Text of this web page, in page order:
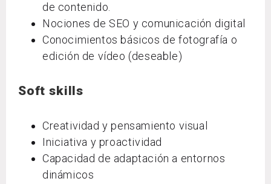
de contenido.
Nociones de SEO y comunicación digital
Conocimientos básicos de fotografía o
edición de vídeo (deseable)
Soft skills
Creatividad y pensamiento visual
Iniciativa y proactividad
Capacidad de adaptación a entornos
dinámicos